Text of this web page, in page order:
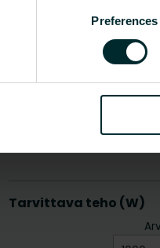
Preferences